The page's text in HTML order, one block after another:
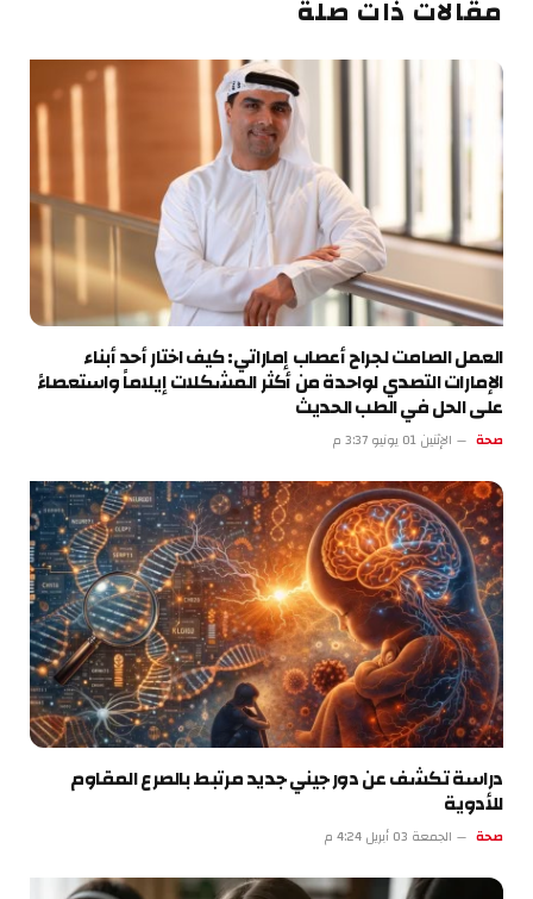
مقالات ذات صلة
العمل الصامت لجراح أعصاب إماراتي: كيف اختار أحد أبناء
الإمارات التصدي لواحدة من أكثر المشكلات إيلاماً واستعصاءً
على الحل في الطب الحديث
صحة الإثنين 01 يونيو 3:37 م
دراسة تكشف عن دور جيني جديد مرتبط بالصرع المقاوم
للأدوية
صحة الجمعة 03 أبريل 4:24 م